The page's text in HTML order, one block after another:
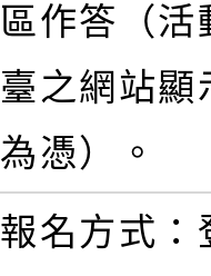
區作答（活
臺之網站顯
為憑）。
報名方式